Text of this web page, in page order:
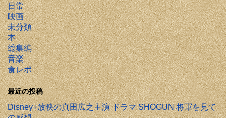
日常
映画
未分類
本
総集編
音楽
食レポ
最近の投稿
Disney+放映の真田広之主演 ドラマ SHOGUN 将軍を見て